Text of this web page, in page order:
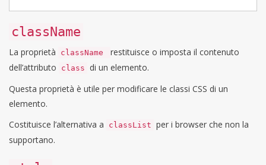
className
La proprietà className
restituisce o imposta il contenuto
dell’attributo
class
di un elemento.
Questa proprietà è utile per modificare le classi CSS di un
elemento.
Costituisce l’alternativa a
classList per i browser che non la
supportano.